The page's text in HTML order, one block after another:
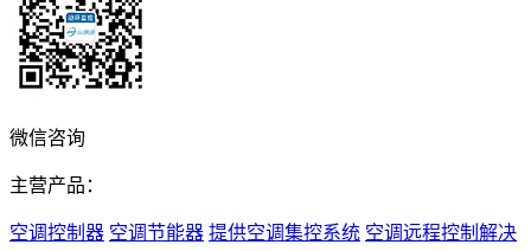
微信咨询
主营产品：
空调控制器 空调节能器 提供空调集控系统 空调远程控制解决